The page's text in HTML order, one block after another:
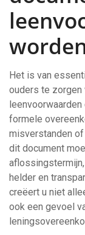
Het is van
ouders te zorgen
formele
misverstanden
dit document
helder en
creëert u niet
ook een gevoel